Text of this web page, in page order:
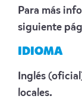
Para más
siguiente
IDIOMA
Inglés
locales.